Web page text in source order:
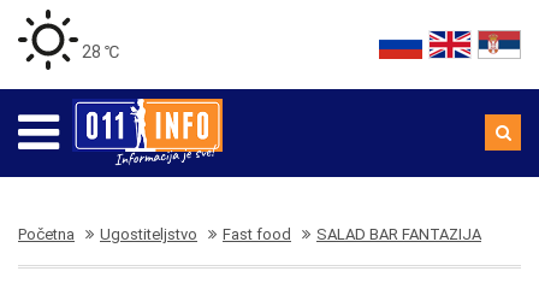
28 ℃
Početna Ugostiteljstvo Fast food SALAD BAR FANTAZIJA